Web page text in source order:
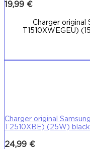
19,99 €
Charger original
T1510XWEGEU)
Charger original
T2510XBE) (25W)
24,99 €